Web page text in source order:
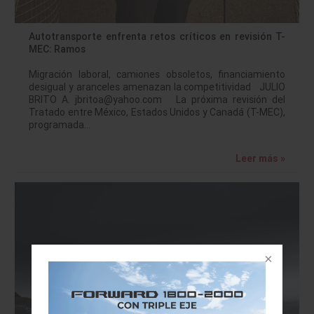
Autotransporte enfrenta retos críticos en revisión T-
MEC: Ramos
Migración laboral, camiones obsoletos, financiamiento
desigual y aranceles amenazan la competitividad JULIO
BRITO A. jbritoa@yahoo.com La próxima revisión del
Tratado entre México, Estados Unidos y Canadá (T-MEC),
programada…
Leer más »